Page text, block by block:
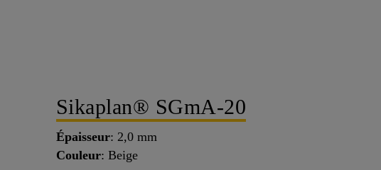
Sikaplan® SGmA-20
Épaisseur: 2,0 mm
Couleur: Beige